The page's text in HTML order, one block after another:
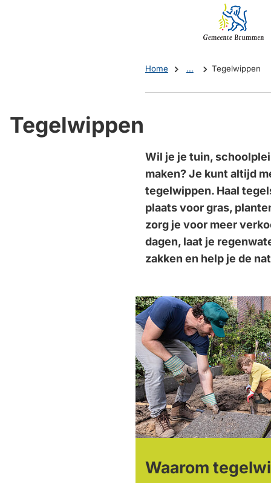
Mijn
Brummen
(Verwijst
naar
externe
Home ... Tegelwippen
Tegelwippen
Wil je je tuin,
maken? Je kunt altijd
tegelwippen. Haal
plaats voor gras,
zorg je voor meer
dagen, laat je
zakken en help je de
Waarom